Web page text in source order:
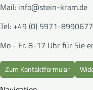
Mail: info@stein-kram.de
Tel: +49 (0) 5971-8990677
Mo - Fr. 8-17 Uhr für Sie
Zum Kontaktformular